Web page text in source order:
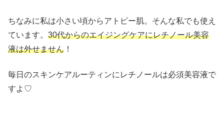
ちなみに私は小さい頃からアトピー肌。そんな私でも使え
ています。 30代からのエイジングケアにレチノール美容
液は外せません ！
毎日のスキンケアルーティンにレチノールは必須美容液で
すよ♡